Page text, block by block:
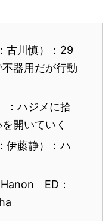
古川慎）：29
器用だが行動
：ハジメに拾
開いていく
伊藤静）：ハ
ED：